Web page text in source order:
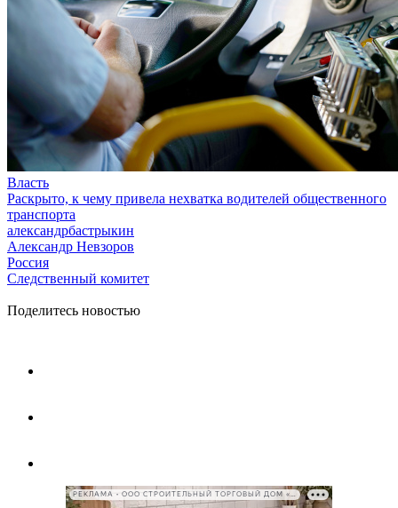
Власть
Раскрыто, к чему привела нехватка водителей общественного
транспорта
александрбастрыкин
Александр Невзоров
Россия
Следственный комитет
Поделитесь новостью
РЕКЛАМА • ООО СТРОИТЕЛЬНЫЙ ТОРГОВЫЙ ДОМ «ПЕТРОВИЧ», ИНН 7802348846